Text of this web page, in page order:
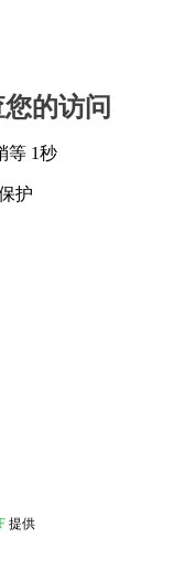
的访问
等 1秒
护
提供